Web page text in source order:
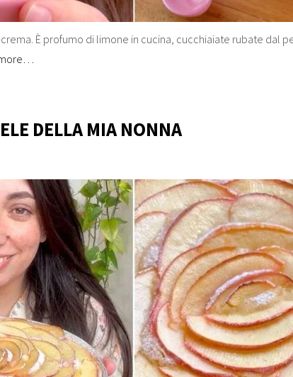
È profumo di limone in cucina, cucchiaiate rubate dal
DELLA MIA NONNA